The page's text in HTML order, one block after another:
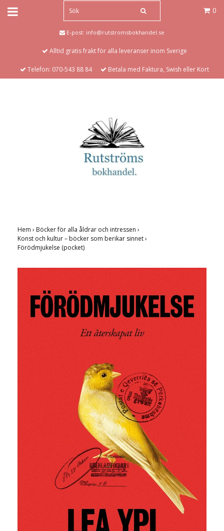
0
E-post: info@rutstromsbokhandel.se
Alltid gratis frakt för alla leveranser inom Sverige
Telefon: 070-543 88 84 Betala med Faktura, Swish eller Kort
Hem › Böcker för alla åldrar och intressen ›
Konst och kultur – böcker som berikar sinnet›
Förödmjukelse (pocket)